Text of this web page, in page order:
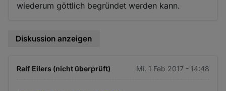
wiederum göttlich begründet werden kann.
Diskussion anzeigen
Ralf Eilers (nicht überprüft) Mi. 1 Feb 2017 - 14:48